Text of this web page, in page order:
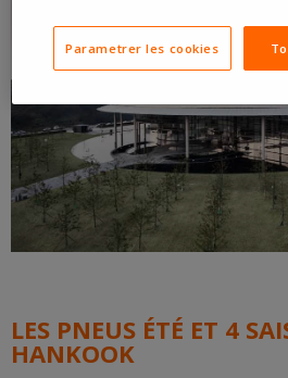
LES PNEUS ÉTÉ ET 4
HANKOOK
Parametrer les cookies